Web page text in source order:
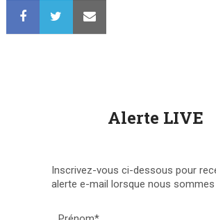
Alerte LIVE
Inscrivez-vous ci-dessous pour
alerte e-mail lorsque nous sommes